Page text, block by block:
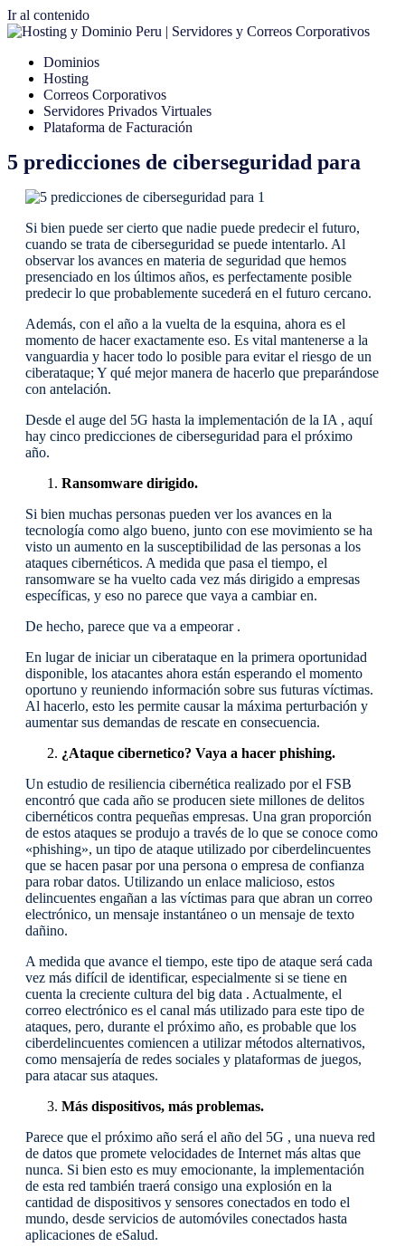
Ir al contenido
Dominios
Hosting
Correos Corporativos
Servidores Privados Virtuales
Plataforma de Facturación
5 predicciones de ciberseguridad para
Si bien puede ser cierto que nadie puede predecir el futuro,
cuando se trata de ciberseguridad se puede intentarlo. Al
observar los avances en materia de seguridad que hemos
presenciado en los últimos años, es perfectamente posible
predecir lo que probablemente sucederá en el futuro cercano.
Además, con el año a la vuelta de la esquina, ahora es el
momento de hacer exactamente eso. Es vital mantenerse a la
vanguardia y hacer todo lo posible para evitar el riesgo de un
ciberataque; Y qué mejor manera de hacerlo que preparándose
con antelación.
Desde el auge del 5G hasta la implementación de la IA , aquí
hay cinco predicciones de ciberseguridad para el próximo
año.
Ransomware dirigido.
Si bien muchas personas pueden ver los avances en la
tecnología como algo bueno, junto con ese movimiento se ha
visto un aumento en la susceptibilidad de las personas a los
ataques cibernéticos. A medida que pasa el tiempo, el
ransomware se ha vuelto cada vez más dirigido a empresas
específicas, y eso no parece que vaya a cambiar en.
De hecho, parece que va a empeorar .
En lugar de iniciar un ciberataque en la primera oportunidad
disponible, los atacantes ahora están esperando el momento
oportuno y reuniendo información sobre sus futuras víctimas.
Al hacerlo, esto les permite causar la máxima perturbación y
aumentar sus demandas de rescate en consecuencia.
¿Ataque cibernetico? Vaya a hacer phishing.
Un estudio de resiliencia cibernética realizado por el FSB
encontró que cada año se producen siete millones de delitos
cibernéticos contra pequeñas empresas. Una gran proporción
de estos ataques se produjo a través de lo que se conoce como
«phishing», un tipo de ataque utilizado por ciberdelincuentes
que se hacen pasar por una persona o empresa de confianza
para robar datos. Utilizando un enlace malicioso, estos
delincuentes engañan a las víctimas para que abran un correo
electrónico, un mensaje instantáneo o un mensaje de texto
dañino.
A medida que avance el tiempo, este tipo de ataque será cada
vez más difícil de identificar, especialmente si se tiene en
cuenta la creciente cultura del big data . Actualmente, el
correo electrónico es el canal más utilizado para este tipo de
ataques, pero, durante el próximo año, es probable que los
ciberdelincuentes comiencen a utilizar métodos alternativos,
como mensajería de redes sociales y plataformas de juegos,
para atacar sus ataques.
Más dispositivos, más problemas.
Parece que el próximo año será el año del 5G , una nueva red
de datos que promete velocidades de Internet más altas que
nunca. Si bien esto es muy emocionante, la implementación
de esta red también traerá consigo una explosión en la
cantidad de dispositivos y sensores conectados en todo el
mundo, desde servicios de automóviles conectados hasta
aplicaciones de eSalud.